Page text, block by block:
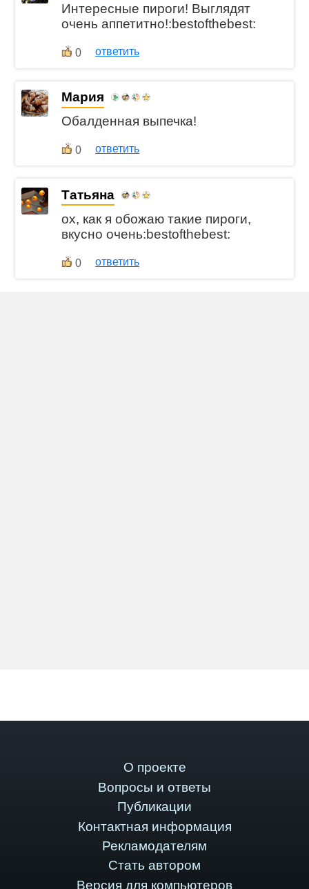
Интересные пироги! Выглядят
очень аппетитно!:bestofthebest:
0 ответить
Мария
Обалденная выпечка!
0 ответить
Татьяна
ох, как я обожаю такие пироги,
вкусно очень:bestofthebest:
0 ответить
О проекте
Вопросы и ответы
Публикации
Контактная информация
Рекламодателям
Стать автором
Версия для компьютеров